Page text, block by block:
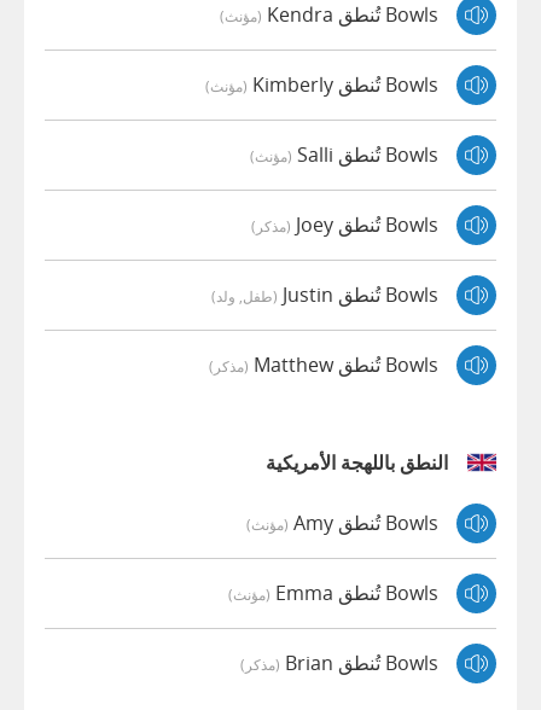
Bowls تُنطق Kendra (مؤنث)
Bowls تُنطق Kimberly (مؤنث)
Bowls تُنطق Salli (مؤنث)
Bowls تُنطق Joey (مذكر)
Bowls تُنطق Justin (طفل, ولد)
Bowls تُنطق Matthew (مذكر)
النطق باللهجة الأمريكية
Bowls تُنطق Amy (مؤنث)
Bowls تُنطق Emma (مؤنث)
Bowls تُنطق Brian (مذكر)